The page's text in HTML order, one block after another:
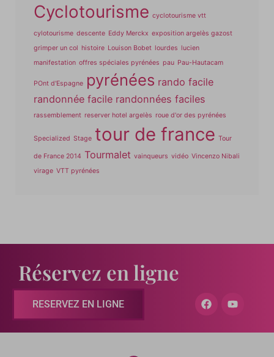
Cyclotourisme cyclotourisme vtt
cylotourisme descente Eddy Merckx exposition argelès gazost
grimper un col histoire Louison Bobet lourdes lucien
manifestation offres spéciales pyrénées pau Pau-Hautacam
POnt d'Espagne pyrénées rando facile
randonnée facile randonnées faciles
rassemblement reserver hotel argelès roue d'or des pyrénées
Specialized Stage tour de france Tour
de France 2014 Tourmalet vainqueurs vidéo Vincenzo Nibali
virage VTT pyrénées
Réservez en ligne
RESERVEZ EN LIGNE